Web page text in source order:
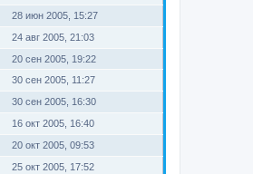
28 июн 2005, 15:27
24 авг 2005, 21:03
20 сен 2005, 19:22
30 сен 2005, 11:27
30 сен 2005, 16:30
16 окт 2005, 16:40
20 окт 2005, 09:53
25 окт 2005, 17:52